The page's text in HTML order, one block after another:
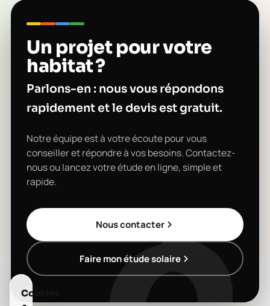
Un projet pour votre
habitat ?
Parlons-en : nous vous répondons
rapidement et le devis est gratuit.
Notre équipe est à votre écoute pour vous
conseiller et répondre à vos besoins. Contactez-
nous ou lancez votre étude en ligne, simple et
rapide.
Nous contacter
Faire mon étude solaire
Cookies